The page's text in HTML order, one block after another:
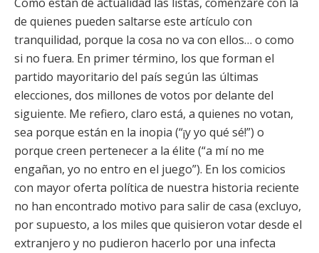
de quienes pueden saltarse este artículo con
tranquilidad, porque la cosa no va con ellos… o como
si no fuera. En primer término, los que forman el
partido mayoritario del país según las últimas
elecciones, dos millones de votos por delante del
siguiente. Me refiero, claro está, a quienes no votan,
sea porque están en la inopia (“¡y yo qué sé!”) o
porque creen pertenecer a la élite (“a mí no me
engañan, yo no entro en el juego”). En los comicios
con mayor oferta política de nuestra historia reciente
no han encontrado motivo para salir de casa (excluyo,
por supuesto, a los miles que quisieron votar desde el
extranjero y no pudieron hacerlo por una infecta